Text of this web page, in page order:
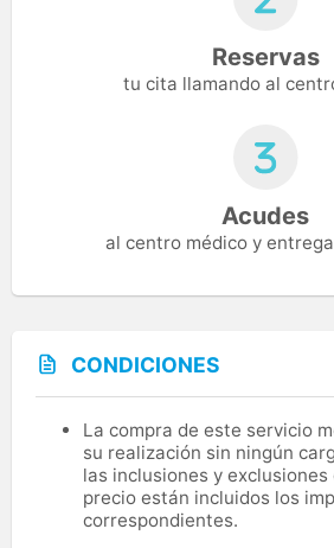
Reservas
tu cita llamando al
Acudes
al centro médico y
CONDICIONES
La compra de este servicio
su realización sin ningún
las inclusiones y exclusiones
precio están incluidos los
correspondientes.